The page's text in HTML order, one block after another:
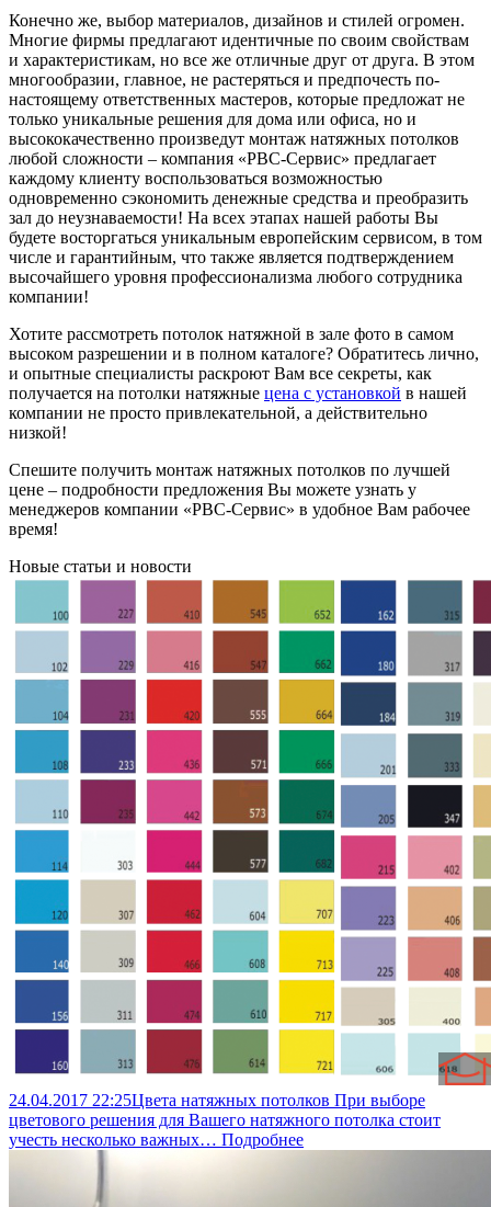
Конечно же, выбор материалов, дизайнов и стилей огромен.
Многие фирмы предлагают идентичные по своим свойствам
и характеристикам, но все же отличные друг от друга. В этом
многообразии, главное, не растеряться и предпочесть по-
настоящему ответственных мастеров, которые предложат не
только уникальные решения для дома или офиса, но и
высококачественно произведут монтаж натяжных потолков
любой сложности – компания «РВС-Сервис» предлагает
каждому клиенту воспользоваться возможностью
одновременно сэкономить денежные средства и преобразить
зал до неузнаваемости! На всех этапах нашей работы Вы
будете восторгаться уникальным европейским сервисом, в том
числе и гарантийным, что также является подтверждением
высочайшего уровня профессионализма любого сотрудника
компании!
Хотите рассмотреть потолок натяжной в зале фото в самом
высоком разрешении и в полном каталоге? Обратитесь лично,
и опытные специалисты раскроют Вам все секреты, как
получается на потолки натяжные цена с установкой в нашей
компании не просто привлекательной, а действительно
низкой!
Спешите получить монтаж натяжных потолков по лучшей
цене – подробности предложения Вы можете узнать у
менеджеров компании «РВС-Сервис» в удобное Вам рабочее
время!
Новые статьи и новости
24.04.2017 22:25Цвета натяжных потолков При выборе
цветового решения для Вашего натяжного потолка стоит
учесть несколько важных… Подробнее